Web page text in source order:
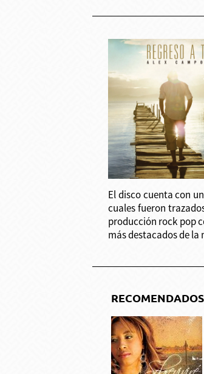
El disco cuenta con
cuales fueron
producción rock pop
más destacados de
RECOMENDADOS